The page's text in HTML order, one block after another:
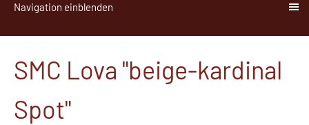
Navigation einblenden
SMC Lova "beige-kardinal
Spot"